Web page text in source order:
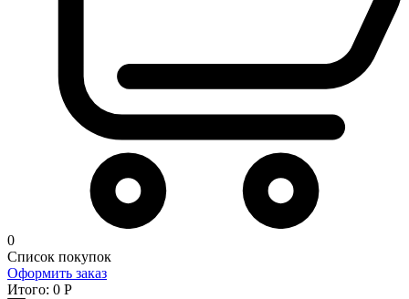
0
Список покупок
Оформить заказ
Итого: 0 Р